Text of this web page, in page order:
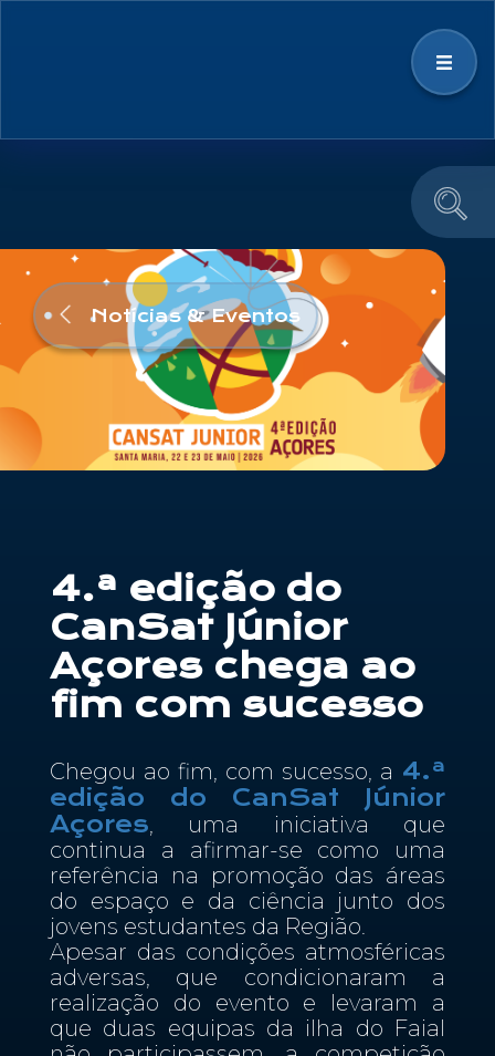
Notícias & Eventos
Educação e Divulgação
Equipa
Notícias & Eventos
4.ª edição do
CanSat Júnior
Açores chega ao
fim com sucesso
Chegou ao fim, com sucesso, a 4.ª
edição do CanSat Júnior
Açores, uma iniciativa que
continua a afirmar-se como uma
referência na promoção das áreas
do espaço e da ciência junto dos
jovens estudantes da Região.
Apesar das condições atmosféricas
adversas, que condicionaram a
realização do evento e levaram a
que duas equipas da ilha do Faial